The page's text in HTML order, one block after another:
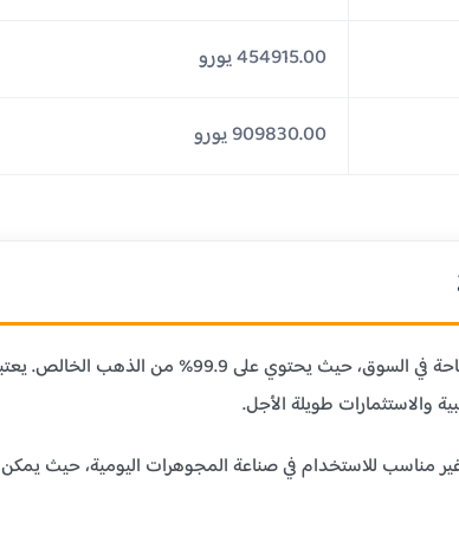
454915.00 يورو
909830.00 يورو
عيار 24 قيراط هو أنقى أنواع الذهب المتاحة في
مما يجعله غير مناسب للاستخدام في صناعة المجوهرات